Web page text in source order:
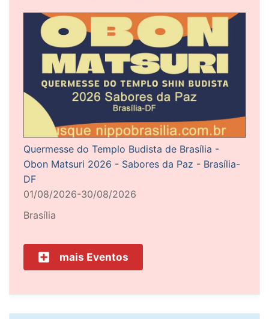
Quermesse do Templo Budista de Brasília -
Obon Matsuri 2026 - Sabores da Paz - Brasília-
DF
01/08/2026-30/08/2026
Brasília
mais Eventos